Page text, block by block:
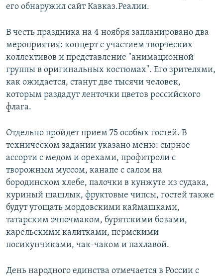
его обнаружил сайт Кавказ.Реалии.
В честь праздника на 4 ноября запланировано два
мероприятия: концерт с участием творческих
коллективов и представление "анимационной
группы в оригинальных костюмах". Его зрителями,
как ожидается, станут две тысячи человек,
которым раздадут ленточки цветов российского
флага.
Отдельно пройдет прием 75 особых гостей. В
техническом задании указано меню: сырное
ассорти с медом и орехами, профитроли с
творожным муссом, канапе с салом на
бородинском хлебе, палочки в кунжуте из судака,
куриный шашлык, фруктовые чипсы, гостей также
будут угощать мордовскими каймашками,
татарским эчпочмаком, бурятскими бовами,
карельскими калитками, пермскими
посикунчиками, чак-чаком и пахлавой.
День народного единства отмечается в России с